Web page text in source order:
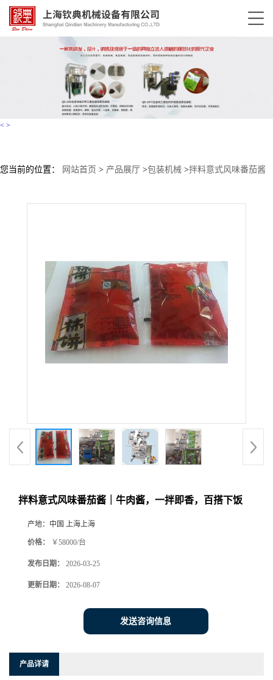
< >
您当前的位置： 网站首页 > 产品展厅 >包装机械 >拌料意式风味番茄酱
拌料意式风味番茄酱｜牛肉酱，一拌即香，百搭下饭
产地： 中国 上海上海
价格： ￥58000/台
发布日期： 2026-03-25
更新日期： 2026-08-07
发送咨询信息
产品详请